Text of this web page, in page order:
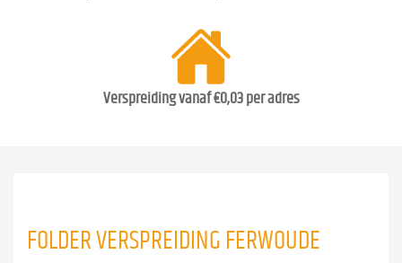
Verspreiding vanaf €0,03 per adres
FOLDER VERSPREIDING FERWOUDE